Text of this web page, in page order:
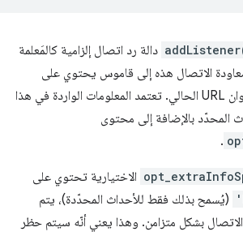
دالة رد اتصال إلزامية كالمَعلمة
معاودة الاتصال هذه إلى قاموس يحتوي على
معلومات حول طلب عنوان URL الحالي. تعتمد المعلومات الواردة في هذا
المحدّد بالإضافة إلى محتوى
.
الاختيارية تحتوي على
(يُسمح بذلك فقط للأحداث المحدّدة)، يتم
الاتصال بشكل متزامن. وهذا يعني أنّه سيتم حظر